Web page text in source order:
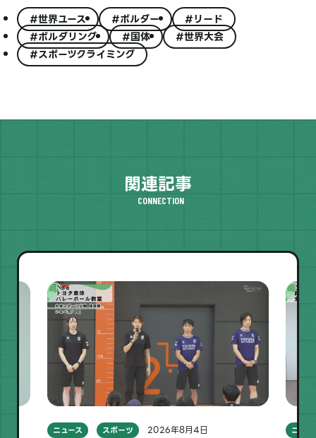
#世界ユース #ボルダー
#リード
#ボルダリング
#国体
#世界大会
#スポーツクライミング
関連記事
CONNECTION
ニュース スポーツ 2026年8月4日 ニュー